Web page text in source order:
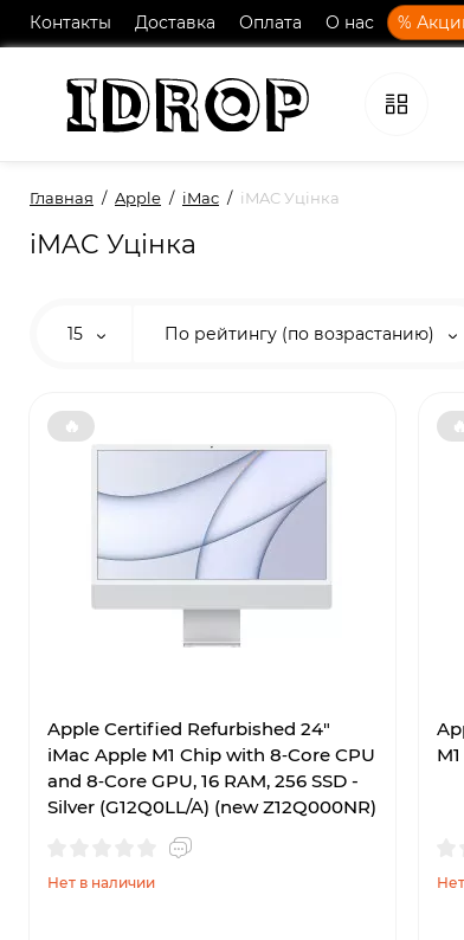
Контакты Доставка Оплата О нас %
Главная Apple iMac iMAC Уцінка
iMAC Уцінка
15 По рейтингу (по возрастанию)
🔥
Apple Certified Refurbished 24"
iMac Apple M1 Chip with 8‑Core CPU
and 8‑Core GPU, 16 RAM, 256 SSD -
Silver (G12Q0LL/A) (new Z12Q000NR)
Нет в наличии
🔥